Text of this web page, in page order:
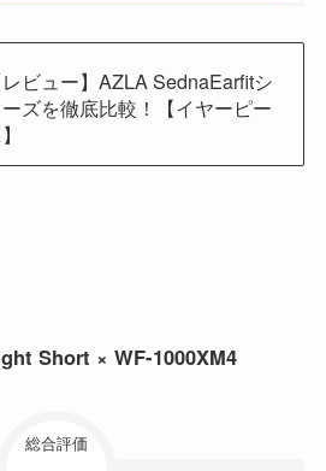
レビュー】AZLA SednaEarfitシ
ーズを徹底比較！【イヤーピー
Short × WF-1000XM4
総合評価